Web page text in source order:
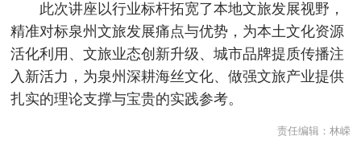
此次讲座以行业标杆拓宽了本地文旅发展视野，
精准对标泉州文旅发展痛点与优势，为本土文化资源
活化利用、文旅业态创新升级、城市品牌提质传播注
入新活力，为泉州深耕海丝文化、做强文旅产业提供
扎实的理论支撑与宝贵的实践参考。
责任编辑： 林嵘